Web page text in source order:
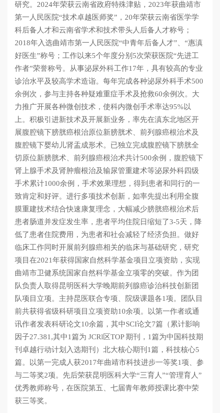
研究。2024年荣获云南省政府特殊津贴，2023年获曲靖市
第一人民医院“技术卓越医师奖”，20年荣获云南省医学学
科后备人才和云南省学术和技术带头人后备人才称号；
2018年入选曲靖市第一人民医院“中青年后备人才”、“惠滇
好医生”称号；工作以来5个年度分别5次荣获医院“先进工
作者”荣誉称号。从事泌尿外科工作17年，具有较高的专业
诊治水平及较高学术造诣。每年完成各种泌尿外科手术500
余例次，参与主持各种疑难重症手术及抢救60余例次。大
力推广开展各种微创技术，使科内微创手术率达95%以
上。积极引进新技术及开展新业务，率先在滇东北地区开
展腹腔镜下膀胱癌根治原位新膀胱术、前列腺癌根治术及
腹腔镜下婴幼儿肾盂成形术。已独立完成腹腔镜下膀胱全
切原位新膀胱术、前列腺癌根治术共计500余例，腹腔镜下
肾上腺手术及肾肿瘤根治及输尿管重建术等泌尿外科四级
手术累计1000余例，手术效果理想，得到患者和同行的一
致肯定和好评。进行多项技术创新，如率先提出利用全腹
膜重建技术结合快速康复理念，大幅减少膀胱癌根治术后
患者肠道并发症发生率，患者平均住院日缩短了3-5天，降
低了患者住院费用，为患者和社会减轻了经济负担。做好
临床工作同时开展前列腺癌相关的临床与基础研究，研究
项目在2021年获得国家自然科学基金项目立项资助，实现
曲靖市卫健系统国家自然科学基金立项零的突破。作为团
队负责人取得昆明医科大学晚期前列腺癌诊治科技创新团
队项目立项。主持昆医联合专项、院级课题各1项。团队目
前共获得省级科研项目立项资助10余项。以第一作者或通
讯作者发表科研论文10余篇，其中SCI论文7篇（累计影响
因子27.381,其中1篇为 JCRl区TOP 期刊，1篇为中国科技期
刊卓越行动计划入选期刊）北大核心期刊1篇，科技核心5
篇。以第一完成人获2017年曲靖市科技进步一等奖1项、参
与二等奖2项。先后荣获昆明医科大学“三育人”“管理育人”
优秀教师称号，在医院第五、七届青年教师授课比赛中荣
获三等奖。